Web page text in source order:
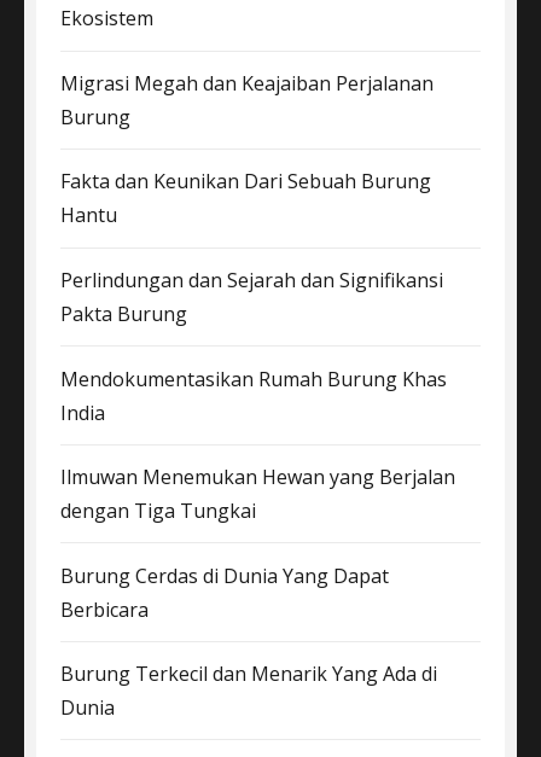
Ekosistem
Migrasi Megah dan Keajaiban Perjalanan
Burung
Fakta dan Keunikan Dari Sebuah Burung
Hantu
Perlindungan dan Sejarah dan Signifikansi
Pakta Burung
Mendokumentasikan Rumah Burung Khas
India
Ilmuwan Menemukan Hewan yang Berjalan
dengan Tiga Tungkai
Burung Cerdas di Dunia Yang Dapat
Berbicara
Burung Terkecil dan Menarik Yang Ada di
Dunia